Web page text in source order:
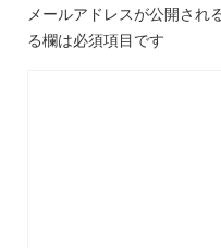
メールアドレスが公開され
る欄は必須項目です